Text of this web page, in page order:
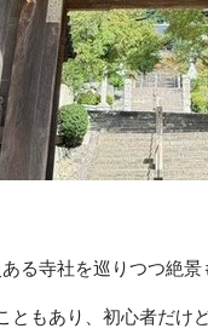
る寺社を巡りつつ絶景
もあり、初心者だけ